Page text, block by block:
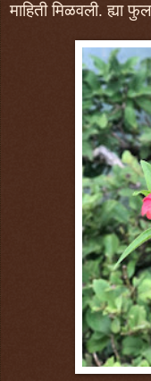
माहिती मिळवली. ह्या